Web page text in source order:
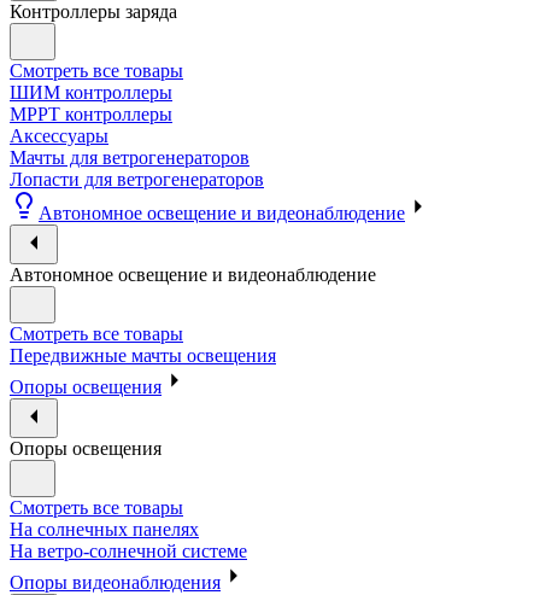
Контроллеры заряда
Смотреть все товары
ШИМ контроллеры
МРРТ контроллеры
Аксессуары
Мачты для ветрогенераторов
Лопасти для ветрогенераторов
Автономное освещение и видеонаблюдение
Автономное освещение и видеонаблюдение
Смотреть все товары
Передвижные мачты освещения
Опоры освещения
Опоры освещения
Смотреть все товары
На солнечных панелях
На ветро-солнечной системе
Опоры видеонаблюдения